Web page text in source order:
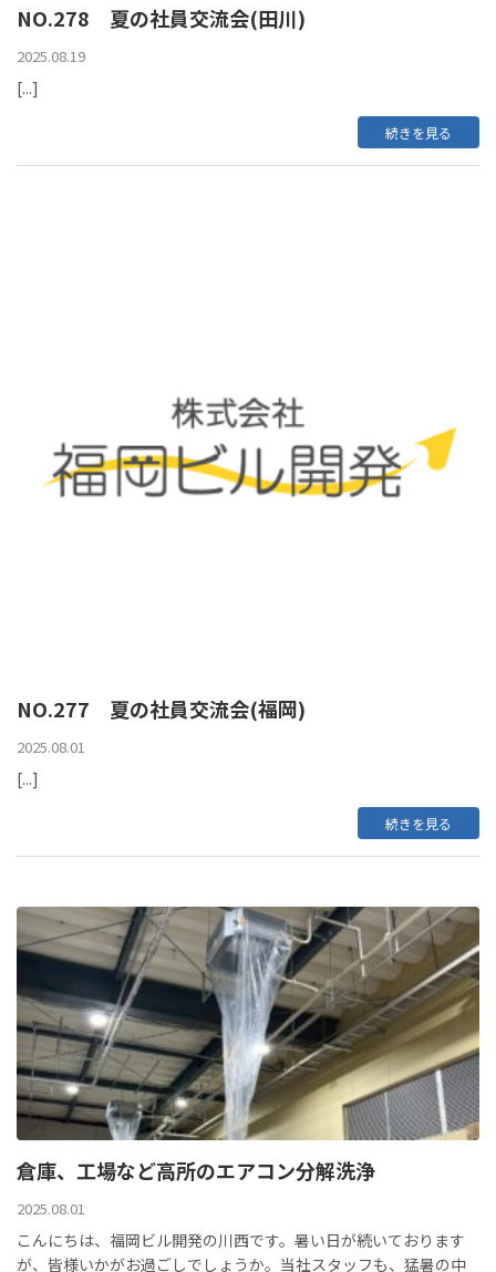
NO.278 夏の社員交流会(田川)
2025.08.19
[...]
続きを見る
NO.277 夏の社員交流会(福岡)
2025.08.01
[...]
続きを見る
倉庫、工場など高所のエアコン分解洗浄
2025.08.01
こんにちは、福岡ビル開発の川西です。暑い日が続いております
が、皆様いかがお過ごしでしょうか。当社スタッフも、猛暑の中